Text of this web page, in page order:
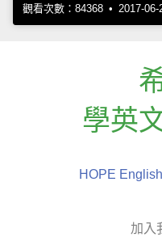
觀看次數：84368 • 2017-06-
學英
HOPE
加入